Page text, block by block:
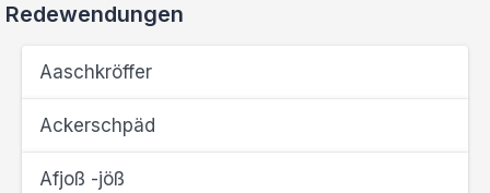
Redewendungen
Aaschkröffer
Ackerschpäd
Afjoß -jöß